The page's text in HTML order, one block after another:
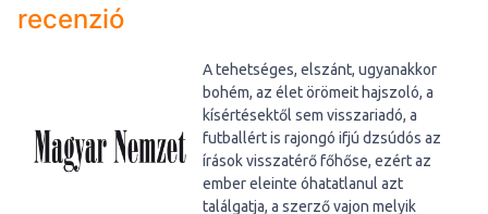
recenzió
A tehetséges, elszánt, ugyanakkor
bohém, az élet örömeit hajszoló, a
kísértésektől sem visszariadó, a
futballért is rajongó ifjú dzsúdós az
írások visszatérő főhőse, ezért az
ember eleinte óhatatlanul azt
találgatja, a szerző vajon melyik